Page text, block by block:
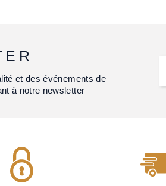
et des événements de
à notre newsletter